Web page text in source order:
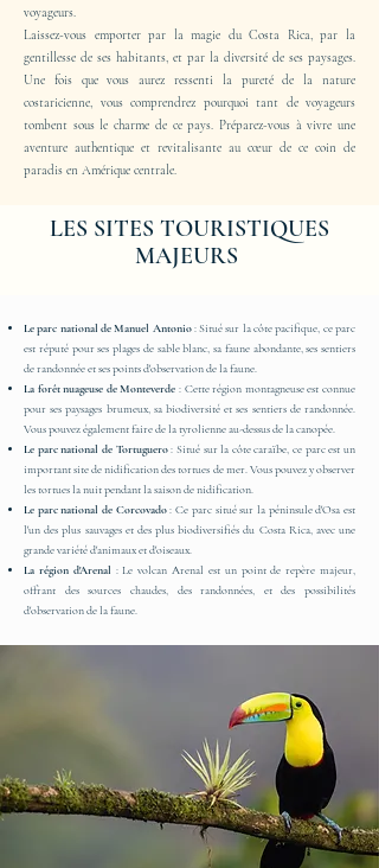
voyageurs.
Laissez-vous emporter par la magie du Costa Rica, par la
gentillesse de ses habitants, et par la diversité de ses paysages.
Une fois que vous aurez ressenti la pureté de la nature
costaricienne, vous comprendrez pourquoi tant de voyageurs
tombent sous le charme de ce pays. Préparez-vous à vivre une
aventure authentique et revitalisante au cœur de ce coin de
paradis en Amérique centrale.
LES SITES TOURISTIQUES
MAJEURS
Le parc national de Manuel Antonio: Situé sur la côte pacifique, ce parc
est réputé pour ses plages de sable blanc, sa faune abondante, ses sentiers
de randonnée et ses points d'observation de la faune.
La forêt nuageuse de Monteverde : Cette région montagneuse est connue
pour ses paysages brumeux, sa biodiversité et ses sentiers de randonnée.
Vous pouvez également faire de la tyrolienne au-dessus de la canopée.
Le parc national de Tortuguero: Situé sur la côte caraïbe, ce parc est un
important site de nidification des tortues de mer. Vous pouvez y observer
les tortues la nuit pendant la saison de nidification.
Le parc national de Corcovado: Ce parc situé sur la péninsule d'Osa est
l'un des plus sauvages et des plus biodiversifiés du Costa Rica, avec une
grande variété d'animaux et d'oiseaux.
La région d'Arenal : Le volcan Arenal est un point de repère majeur,
offrant des sources chaudes, des randonnées, et des possibilités
d'observation de la faune.